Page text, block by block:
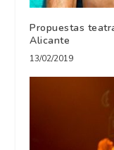
Propuestas
Alicante
13/02/2019